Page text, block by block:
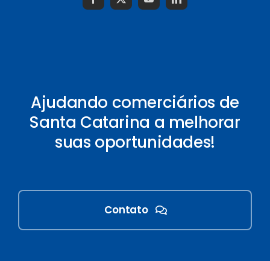
Ajudando comerciários de
Santa Catarina a melhorar
suas oportunidades!
Contato